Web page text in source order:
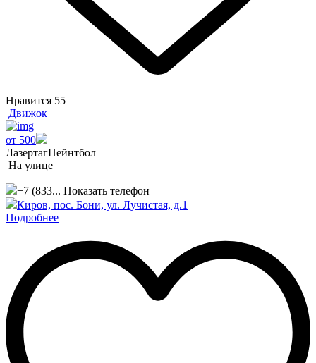
Нравится 55
Движок
от 500
ЛазертагПейнтбол
На улице
+7 (833... Показать телефон
Киров, пос. Бони, ул. Лучистая, д.1
Подробнее